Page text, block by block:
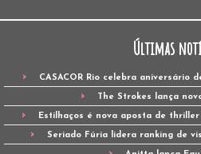
Últimas
CASACOR Rio celebra aniversário
The Strokes lança
Estilhaços é nova aposta de
Seriado Fúria lidera ranking de